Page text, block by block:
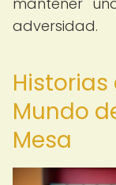
adversidad.
Historias
Mundo
Mesa